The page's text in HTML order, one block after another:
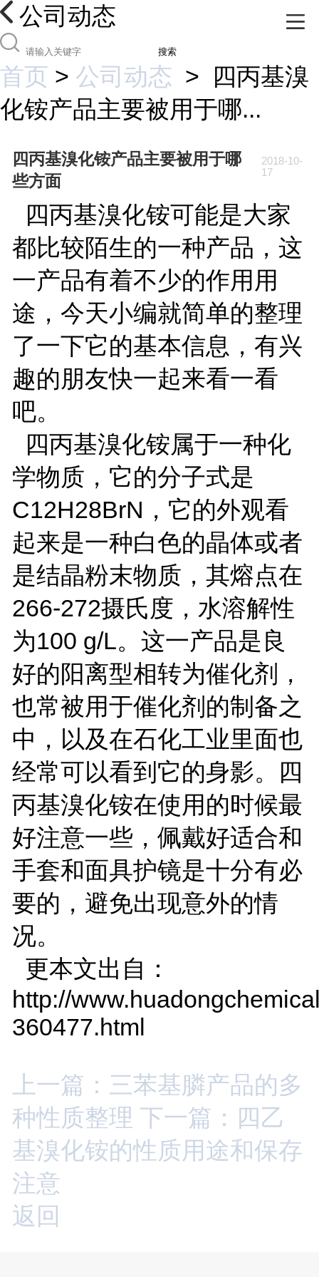
公司动态
搜索
首页 > 公司动态 >
四丙基溴
化铵产品主要被用于哪...
四丙基溴化铵产品主要被用于哪
些方面
2018-10-
17
四丙基溴化铵可能是大家
都比较陌生的一种产品，这
一产品有着不少的作用用
途，今天小编就简单的整理
了一下它的基本信息，有兴
趣的朋友快一起来看一看
吧。
四丙基溴化铵属于一种化
学物质，它的分子式是
C12H28BrN，它的外观看
起来是一种白色的晶体或者
是结晶粉末物质，其熔点在
266-272摄氏度，水溶解性
为100 g/L。这一产品是良
好的阳离型相转为催化剂，
也常被用于催化剂的制备之
中，以及在石化工业里面也
经常可以看到它的身影。四
丙基溴化铵在使用的时候最
好注意一些，佩戴好适合和
手套和面具护镜是十分有必
要的，避免出现意外的情
况。
更本文出自：
http://
360477.html
上一篇：三苯基膦产品的多
种性质整理 下一篇：四乙
基溴化铵的性质用途和保存
注意
返回